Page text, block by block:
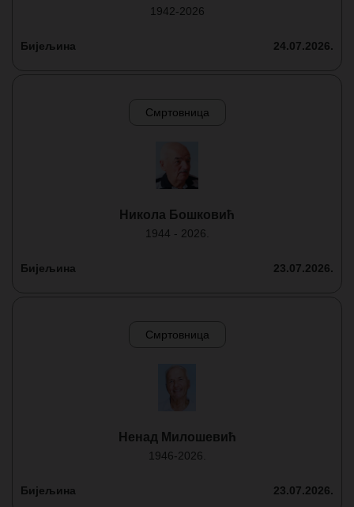
1942-2026
Бијељина 24.07.2026.
Смртовница
Никола Бошковић
1944 - 2026.
Бијељина 23.07.2026.
Смртовница
Ненад Милошевић
1946-2026.
Бијељина 23.07.2026.